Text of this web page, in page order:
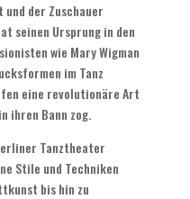
der Zuschauer
seinen Ursprung in den
wie Mary Wigman
im Tanz
eine revolutionäre Art
ihren Bann zog.
Tanztheater
Stile und Techniken
bis hin zu